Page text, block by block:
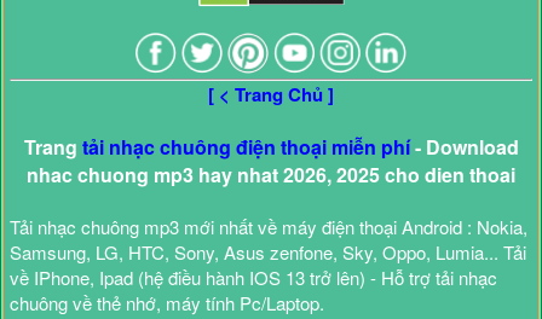
[ < Trang Chủ ]
Trang tải nhạc chuông điện thoại miễn phí- Download
nhac chuong mp3 hay nhat 2026, 2025 cho dien thoai
Tải nhạc chuông mp3 mới nhất về máy điện thoại Android : Nokia,
Samsung, LG, HTC, Sony, Asus zenfone, Sky, Oppo, Lumia... Tải
về IPhone, Ipad (hệ điều hành IOS 13 trở lên) - Hỗ trợ tải nhạc
chuông về thẻ nhớ, máy tính Pc/Laptop.